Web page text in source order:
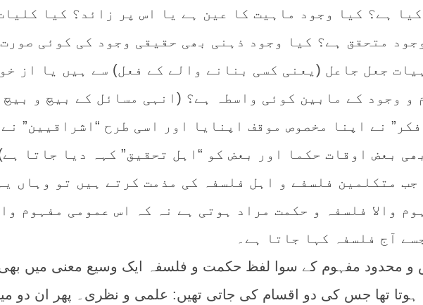
ہے؟ کیا وجود ماہیت کا عین ہے یا اس پر زائد؟ کیا
متحقق ہے؟ کیا وجود ذہنی بھی حقیقی وجود کی کوئی
جعل جاعل (یعنی کسی بنانے والے کے فعل) سے ہیں یا از
و وجود کے مابین کوئی واسطہ ہے؟ (انہی مسائل کے بیچ و بیچ
نے اپنا مخصوص موقف اپنایا اور اسی طرح “اشراقیین”
بعض اوقات حکما اور بعض کو “اہل تحقیق” کہہ دیا جاتا
جب متکلمین فلسفے و اہل فلسفہ کی مذمت کرتے ہیں تو وہاں یہ
والا فلسفہ و حکمت مراد ہوتی ہے نہ کہ اس عمومی مفہوم
آج فلسفہ کہا جاتا ہے۔
محدود مفہوم کے سوا لفظ حکمت و فلسفہ ایک وسیع معنی میں
ہوتا تھا جس کی دو اقسام کی جاتی تھیں: علمی و نظری۔ پھر ان دو